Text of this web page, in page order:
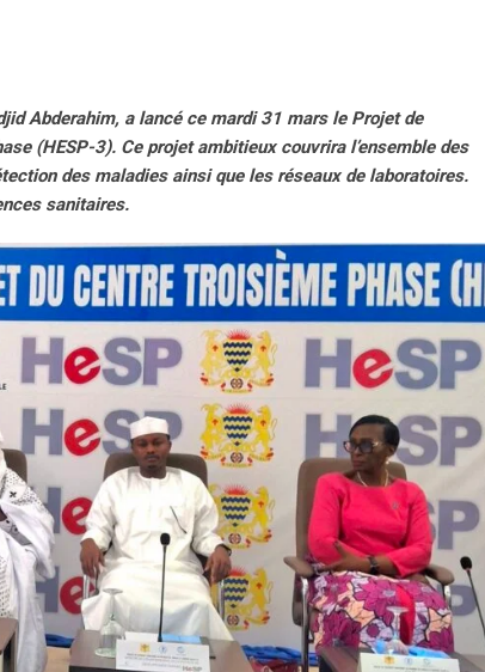
Abderahim, a lancé ce mardi 31 mars le Projet de
(HESP-3). Ce projet ambitieux couvrira l’ensemble des
des maladies ainsi que les réseaux de laboratoires.
sanitaires.